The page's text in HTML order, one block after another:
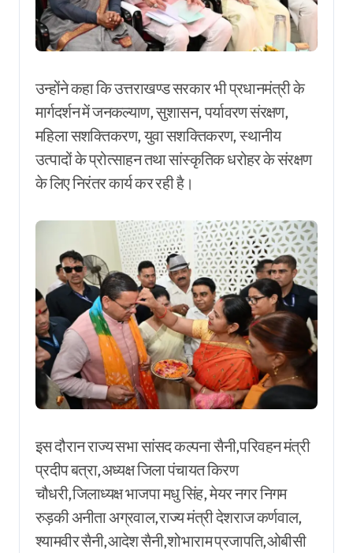
उन्होंने कहा कि उत्तराखण्ड सरकार भी प्रधानमंत्री के
मार्गदर्शन में जनकल्याण, सुशासन, पर्यावरण संरक्षण,
महिला सशक्तिकरण, युवा सशक्तिकरण, स्थानीय
उत्पादों के प्रोत्साहन तथा सांस्कृतिक धरोहर के संरक्षण
के लिए निरंतर कार्य कर रही है।
इस दौरान राज्य सभा सांसद कल्पना सैनी,परिवहन मंत्री
प्रदीप बत्रा,अध्यक्ष जिला पंचायत किरण
चौधरी,जिलाध्यक्ष भाजपा मधु सिंह, मेयर नगर निगम
रुड़की अनीता अग्रवाल,राज्य मंत्री देशराज कर्णवाल,
श्यामवीर सैनी,आदेश सैनी,शोभाराम प्रजापति,ओबीसी